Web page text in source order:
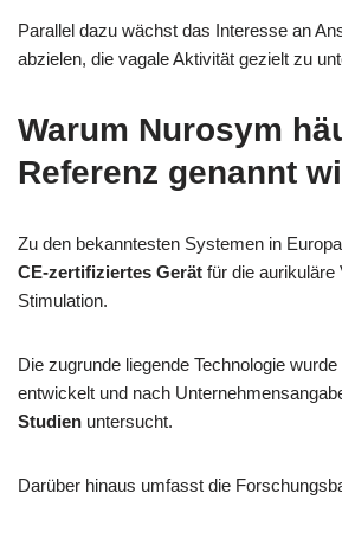
Parallel dazu wächst das Interesse an
abzielen, die vagale Aktivität gezielt zu
Warum Nurosym
Referenz genannt
Zu den bekanntesten Systemen in
CE-zertifiziertes Gerät für die aurikuläre
Stimulation.
Die zugrunde liegende Technologie wurde
entwickelt und nach
Studien untersucht.
Darüber hinaus umfasst die